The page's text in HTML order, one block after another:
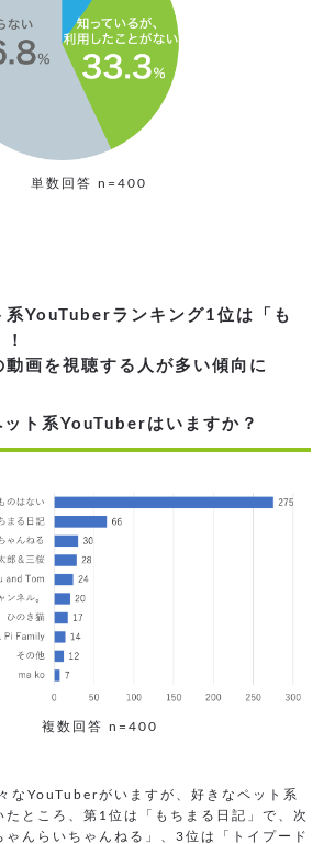
単数回答 n=400
系YouTuberランキング1位は「も
動画を視聴する人が多い傾向に
ト系YouTuberはいますか？
複数回答 n=400
なYouTuberがいますが、好きなペット系
ところ、第1位は「もちまる日記」で、次
ゃんらいちゃんねる」、3位は「トイプード